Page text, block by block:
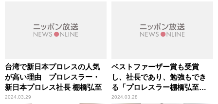
台湾で新日本プロレスの人気
が高い理由 プロレスラー・
新日本プロレス社長 棚橋弘至
2024.03.29
ベストファーザー賞も受賞
し、社長であり、勉強もでき
る「プロレスラー棚橋弘至」
唯一の「欠点」
2024.03.28